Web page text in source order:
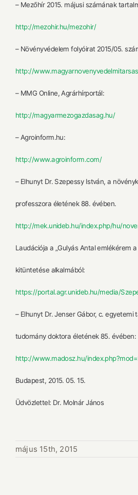
– Mezőhír 2015. májusi számának
http://mezohir.hu/mezohir/
– Növényvédelem folyóirat 2015/05.
http://
– MMG Online, Agrárhírportál:
http://magyarmezogazdasag.hu/
– Agroinform.hu:
http://www.agroinform.com/
– Elhunyt Dr. Szepessy István, a
professzora életének 88. évében.
http://mek.unideb.hu/index.php/hu/
Laudációja a „Gulyás Antal emlékérem
kitüntetése alkalmából:
https://portal.agr.unideb.hu/media/
– Elhunyt Dr. Jenser Gábor, c. egyetemi
tudomány doktora életének 85. évében:
http://www.madosz.hu/
Budapest, 2015. 05. 15.
Üdvözlettel: Dr. Molnár János
május 15th, 2015